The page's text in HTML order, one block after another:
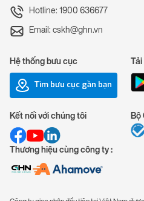
Hotline: 1900 636677
Email: cskh@ghn.vn
Hệ thống bưu cục
Tìm bưu cục gần bạn
Kết nối với chúng tôi
Thương hiệu cùng công ty :
Bộ